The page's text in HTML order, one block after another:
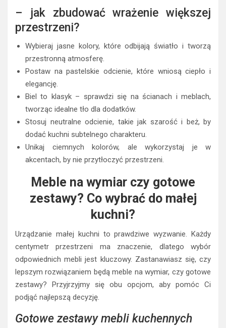
– jak zbudować wrażenie większej
przestrzeni?
Wybieraj jasne kolory, które odbijają światło i tworzą
przestronną atmosferę.
Postaw na pastelskie odcienie, które wniosą ciepło i
elegancję.
Biel to klasyk – sprawdzi się na ścianach i meblach,
tworząc idealne tło dla dodatków.
Stosuj neutralne odcienie, takie jak szarość i beż, by
dodać kuchni subtelnego charakteru.
Unikaj ciemnych kolorów, ale wykorzystaj je w
akcentach, by nie przytłoczyć przestrzeni.
Meble na wymiar czy gotowe
zestawy? Co wybrać do małej
kuchni?
Urządzanie małej kuchni to prawdziwe wyzwanie. Każdy
centymetr przestrzeni ma znaczenie, dlatego wybór
odpowiednich mebli jest kluczowy. Zastanawiasz się, czy
lepszym rozwiązaniem będą meble na wymiar, czy gotowe
zestawy? Przyjrzyjmy się obu opcjom, aby pomóc Ci
podjąć najlepszą decyzję.
Gotowe zestawy mebli kuchennych